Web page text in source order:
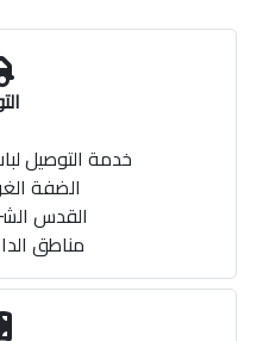
خدمة التوصيل
الضفة الغربية
القدس الشريف
مناطق الداخل